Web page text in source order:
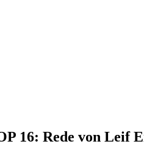
16: Rede von Leif